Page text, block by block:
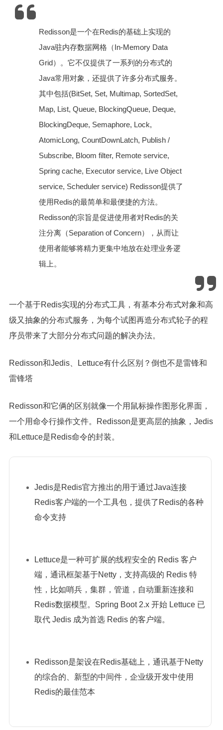
Redisson是一个在Redis的基础上实现的
Java驻内存数据网格（In-Memory Data
Grid）。它不仅提供了一系列的分布式的
Java常用对象，还提供了许多分布式服务。
其中包括(BitSet, Set, Multimap, SortedSet,
Map, List, Queue, BlockingQueue, Deque,
BlockingDeque, Semaphore, Lock,
AtomicLong, CountDownLatch, Publish /
Subscribe, Bloom filter, Remote service,
Spring cache, Executor service, Live Object
service, Scheduler service) Redisson提供了
使用Redis的最简单和最便捷的方法。
Redisson的宗旨是促进使用者对Redis的关
注分离（Separation of Concern），从而让
使用者能够将精力更集中地放在处理业务逻
辑上。
一个基于Redis实现的分布式工具，有基本分布式对象和高
级又抽象的分布式服务，为每个试图再造分布式轮子的程
序员带来了大部分分布式问题的解决办法。
Redisson和Jedis、Lettuce有什么区别？倒也不是雷锋和
雷锋塔
Redisson和它俩的区别就像一个用鼠标操作图形化界面，
一个用命令行操作文件。Redisson是更高层的抽象，Jedis
和Lettuce是Redis命令的封装。
Jedis是Redis官方推出的用于通过Java连接
Redis客户端的一个工具包，提供了Redis的各种
命令支持
Lettuce是一种可扩展的线程安全的 Redis 客户
端，通讯框架基于Netty，支持高级的 Redis 特
性，比如哨兵，集群，管道，自动重新连接和
Redis数据模型。Spring Boot 2.x 开始 Lettuce 已
取代 Jedis 成为首选 Redis 的客户端。
Redisson是架设在Redis基础上，通讯基于Netty
的综合的、新型的中间件，企业级开发中使用
Redis的最佳范本